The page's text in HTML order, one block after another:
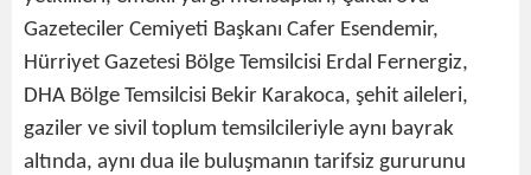
Gazeteciler Cemiyeti Başkanı Cafer Esendemir,
Hürriyet Gazetesi Bölge Temsilcisi Erdal Fernergiz,
DHA Bölge Temsilcisi Bekir Karakoca, şehit aileleri,
gaziler ve sivil toplum temsilcileriyle aynı bayrak
altında, aynı dua ile buluşmanın tarifsiz gururunu